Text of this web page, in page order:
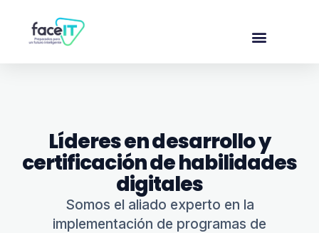
Líderes en desarrollo y
certificación de habilidades
digitales
Somos el aliado experto en la
implementación de programas de